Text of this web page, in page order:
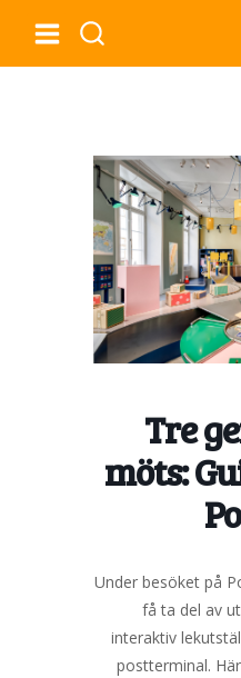
Tre
möts:
Under besöket på
få ta del av
interaktiv
postterminal.